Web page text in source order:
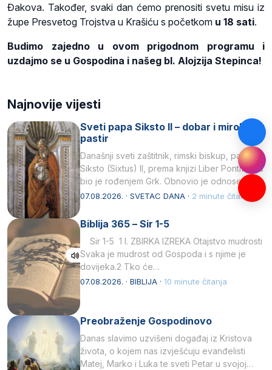
Đakova. Također, svaki dan ćemo prenositi svetu misu iz
župe Presvetog Trojstva u Krašiću s početkom u 18 sati.
Budimo zajedno u ovom prigodnom programu i
uzdajmo se u Gospodina i našeg bl. Alojzija Stepinca!
Najnovije vijesti
Sveti papa Siksto II – dobar i miroljubiv
pastir
Današnji sveti zaštitnik, rimski biskup, papa
Siksto (Sixtus) II, prema knjizi Liber Pontificalis
bio je rođenjem Grk. Obnovio je odnose s
afričkim…
07.08.2026. · SVETAC DANA · 2 minute čitanja
Biblija 365 – Sir 1-5
Sir 1-5 1 I. ZBIRKA IZREKA Otajstvo mudrosti
Svaka je mudrost od Gospoda i s njime je
dovijeka.2 Tko će…
07.08.2026. · BIBLIJA · 10 minute čitanja
Preobraženje Gospodinovo
Danas slavimo uzvišeni događaj iz Kristova
života, o kojem nas izvješćuju evanđelisti
Matej, Marko i Luka te sveti Petar u svojoj